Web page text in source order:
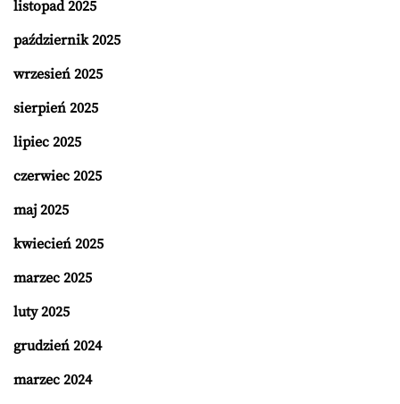
listopad 2025
październik 2025
wrzesień 2025
sierpień 2025
lipiec 2025
czerwiec 2025
maj 2025
kwiecień 2025
marzec 2025
luty 2025
grudzień 2024
marzec 2024